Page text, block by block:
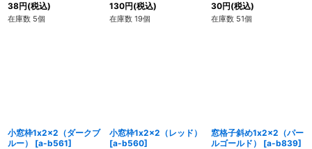
38円(税込)
在庫数 5個
130円(税込)
在庫数 19個
30円(税込)
在庫数 51個
小窓枠1x2x2（ダークブ
ルー）
[a-b561]
小窓枠1x2x2（レッド）
[a-b560]
窓格子斜め1x2x2（パー
ルゴールド）
[a-b839]